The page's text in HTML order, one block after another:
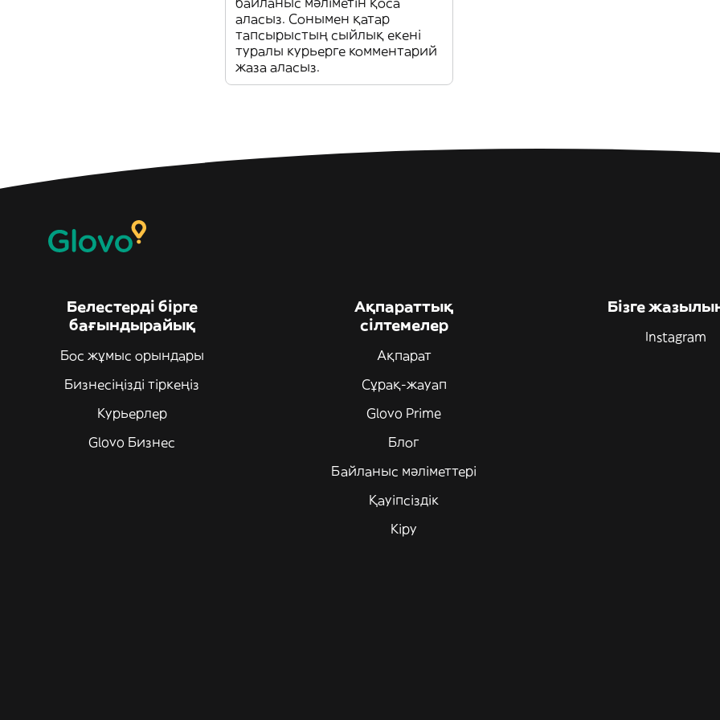
аласыз. Сонымен қатар
тапсырыстың сыйлық екені
туралы курьерге комментарий
жаза аласыз.
Белестерді бірге
бағындырайық
Бос жұмыс орындары
Бизнесіңізді тіркеңіз
Курьерлер
Glovo Бизнес
Ақпараттық
сілтемелер
Ақпарат
Сұрақ-жауап
Glovo Prime
Блог
Байланыс мәліметтері
Қауіпсіздік
Кіру
Бізге
Instagram